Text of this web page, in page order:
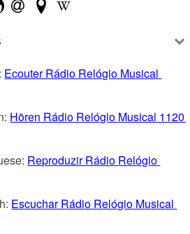
Ecouter Rádio Relógio Musical
Hören Rádio Relógio Musical 1120
Reproduzir Rádio Relógio
Escuchar Rádio Relógio Musical